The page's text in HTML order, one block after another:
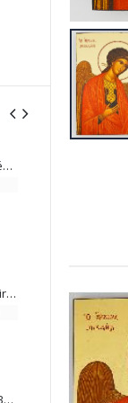
6 Bougies Teintées Masse Couleur Blanche
Statue Vierge Miraculeuse Lumineuse
Coffret Encens Benjoin + Charbon + Brûle-encens